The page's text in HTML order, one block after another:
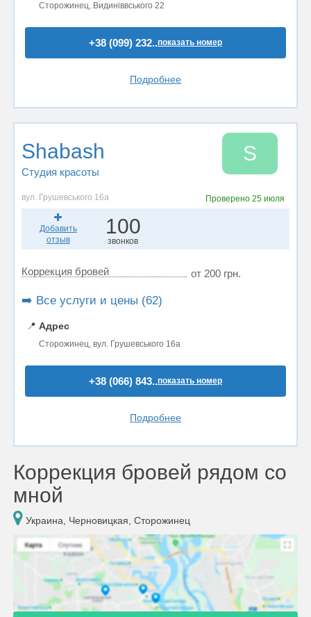
Сторожинец, Видиніввського 22
+38 (099) 232..показать номер
Подробнее
Shabash
Студия красоты
S
вул. Грушевського 16а Проверено 25 июля
Добавить
отзыв
100
звонков
Коррекция бровей от 200 грн.
➡️ Все услуги и цены (62)
📍 Адрес
Сторожинец, вул. Грушевського 16а
+38 (066) 843..показать номер
Подробнее
Коррекция бровей рядом со
мной
Украина, Черновицкая, Сторожинец